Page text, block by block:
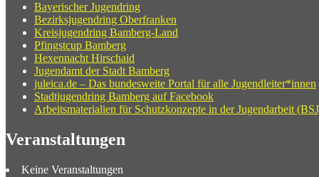
Bayerischer Jugendring
Bezirksjugendring Oberfranken
Kreisjugendring Bamberg-Land
Pfingstcup Bamberg
Hexennacht Hirschaid
Jugendamt der Stadt Bamberg
juleica.de – Das bundesweite Portal für alle Jugendleiter*innen
Stadtjugendring Bamberg auf Facebook
Arbeitsmaterialien für Schutzkonzepte in der Jugendarbeit
Veranstaltungen
Keine Veranstaltungen